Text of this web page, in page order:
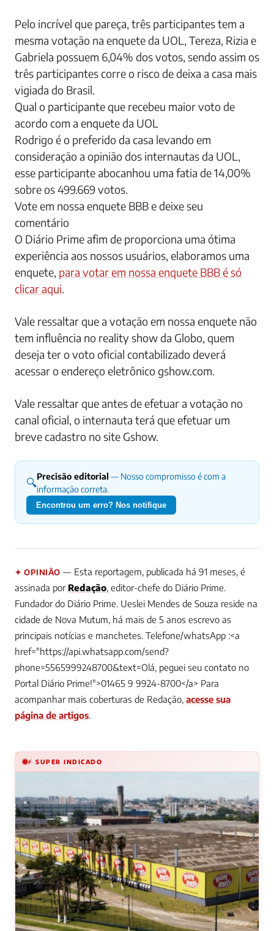
Pelo incrível que pareça, três participantes tem a
mesma votação na enquete da UOL, Tereza, Rizia e
Gabriela possuem 6,04% dos votos, sendo assim os
três participantes corre o risco de deixa a casa mais
vigiada do Brasil.
Qual o participante que recebeu maior voto de
acordo com a enquete da UOL
Rodrigo é o preferido da casa levando em
consideração a opinião dos internautas da UOL,
esse participante abocanhou uma fatia de 14,00%
sobre os 499.669 votos.
Vote em nossa enquete BBB e deixe seu
comentário
O Diário Prime afim de proporciona uma ótima
experiência aos nossos usuários, elaboramos uma
enquete, para votar em nossa enquete BBB é só
clicar aqui.
Vale ressaltar que a votação em nossa enquete não
tem influência no reality show da Globo, quem
deseja ter o voto oficial contabilizado deverá
acessar o endereço eletrônico gshow.com.
Vale ressaltar que antes de efetuar a votação no
canal oficial, o internauta terá que efetuar um
breve cadastro no site Gshow.
🔍Precisão editorial — Nosso compromisso é com a
informação correta.
Encontrou um erro? Nos notifique
✦ OPINIÃO — Esta reportagem, publicada há 91 meses, é
assinada por Redação, editor-chefe do Diário Prime.
Fundador do Diário Prime. Ueslei Mendes de Souza reside na
cidade de Nova Mutum, há mais de 5 anos escrevo as
principais notícias e manchetes. Telefone/whatsApp :<a
href="https://api.whatsapp.com/send?
phone=5565999248700&text=Olá, peguei seu contato no
Portal Diário Prime!">01465 9 9924-8700</a> Para
acompanhar mais coberturas de Redação, acesse sua
página de artigos.
⚡ SUPER INDICADO